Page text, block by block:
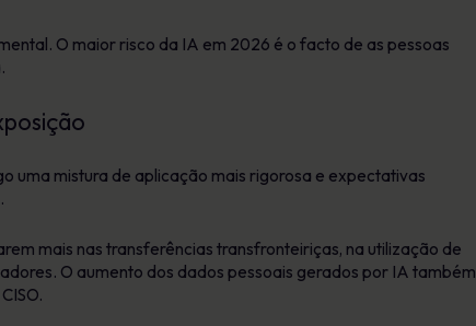
O maior risco da IA em 2026 é o facto de as pessoas
uma mistura de aplicação mais rigorosa e expectativas
mais nas transferências transfronteiriças, na utilização de
O aumento dos dados pessoais gerados por IA também